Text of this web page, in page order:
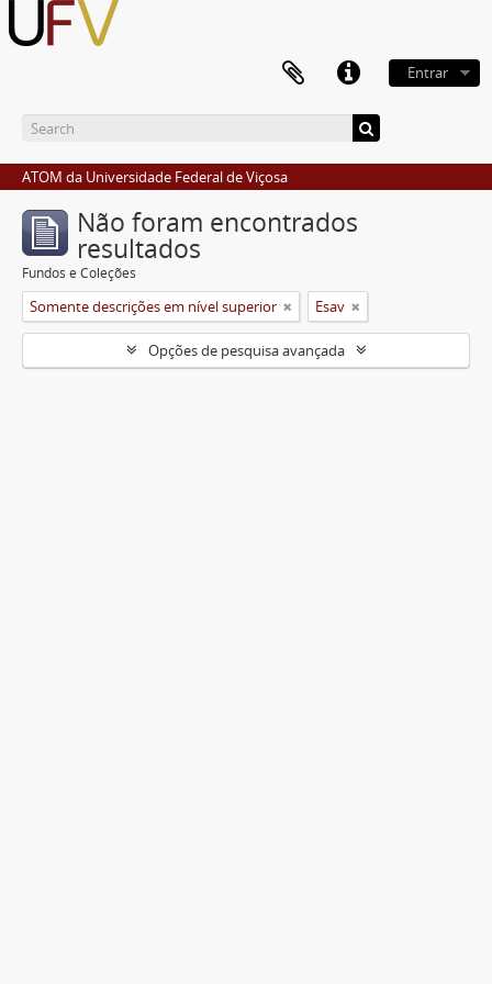
Entrar
ATOM da Universidade Federal de Viçosa
Não foram encontrados
resultados
Fundos e Coleções
Somente descrições em nível superior Esav
Opções de pesquisa avançada